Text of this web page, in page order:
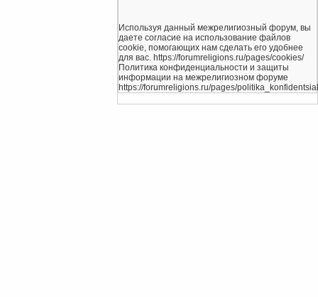
Используя данный межрелигиозный форум, вы
даете согласие на использование файлов
cookie, помогающих нам сделать его удобнее
для вас. https://forumreligions.ru/pages/cookies/
Политика конфиденциальности и защиты
информации на межрелигиозном форуме
https://forumreligions.ru/pages/